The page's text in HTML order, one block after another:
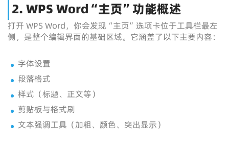
2. WPS Word“主页”功能概述
打开 WPS Word，你会发现“主页”选项卡位于工具栏最左
侧，是整个编辑界面的基础区域。它涵盖了以下主要内容：
字体设置
段落格式
样式（标题、正文等）
剪贴板与格式刷
文本强调工具（加粗、颜色、突出显示）